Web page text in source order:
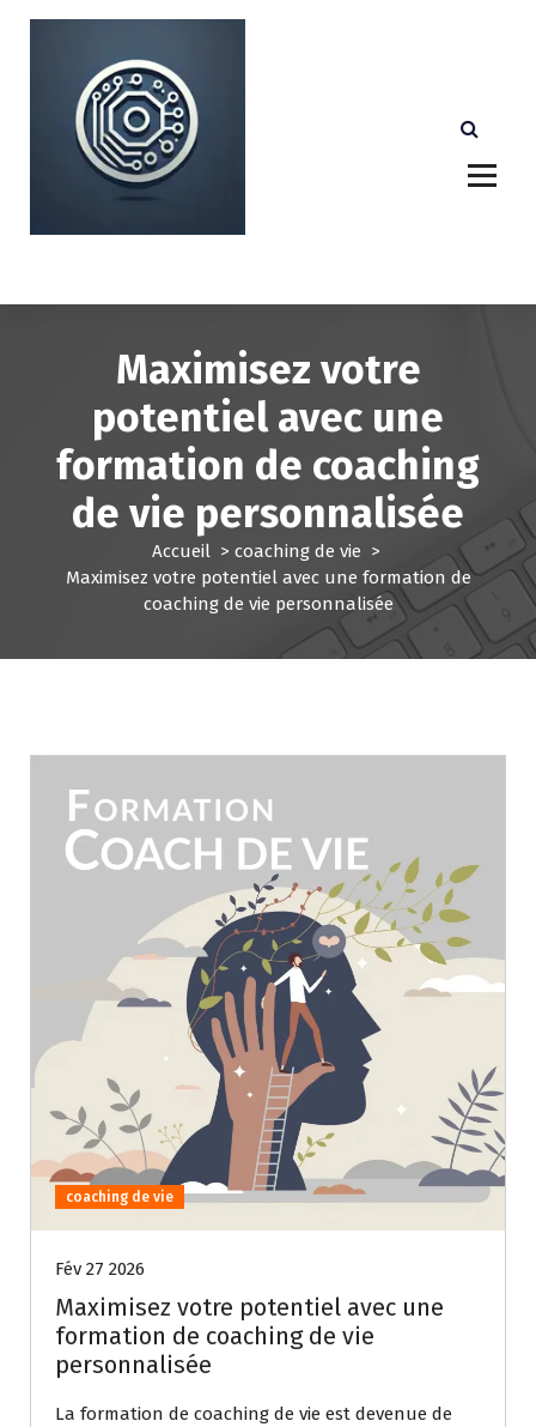
e
Maximisez votre
potentiel avec une
formation de coaching
de vie personnalisée
Accueil> coaching de vie >
Maximisez votre potentiel avec une formation de
coaching de vie personnalisée
coaching de vie
Fév 27 2026
Maximisez votre potentiel avec une
formation de coaching de vie
personnalisée
La formation de coaching de vie est devenue de